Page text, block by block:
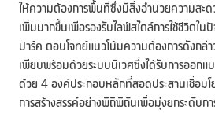
ให้ความต้องการพื้นที่ซึ่งมีสิ่งอำนวยความสะด
เพิ่มมากขึ้นเพื่อรองรับไลฟ์สไตล์การใช้ชีวิตใ
ปาร์ค ตอบโจทย์แนวโน้มความต้องการดังกล่
เพียบพร้อมด้วยระบบนิเวศซึ่งได้รับการออกแ
ด้วย 4 องค์ประกอบหลักที่สอดประสานเชื่อมโ
การสร้างสรรค์อย่างพิถีพิถันเพื่อมุ่งยกระดับกา